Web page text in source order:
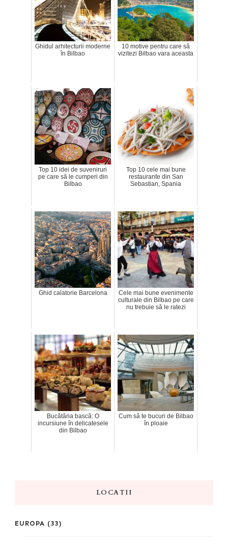
Ghidul arhitecturii moderne
în Bilbao
10 motive pentru care să
vizitezi Bilbao vara aceasta
Top 10 idei de suveniruri
pe care să le cumperi din
Bilbao
Top 10 cele mai bune
restaurante din San
Sebastian, Spania
Ghid calatorie Barcelona
Cele mai bune evenimente
culturale din Bilbao pe care
nu trebuie să le ratezi
Bucătăria bască: O
incursiune în delicatesele
din Bilbao
Cum să te bucuri de Bilbao
în ploaie
LOCATII
EUROPA (33)